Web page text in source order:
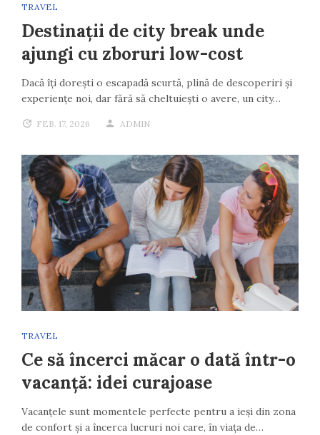
TRAVEL
Destinații de city break unde
ajungi cu zboruri low-cost
Dacă îți dorești o escapadă scurtă, plină de descoperiri și
experiențe noi, dar fără să cheltuiești o avere, un city…
FEB. 17, 2026 ADMIN
TRAVEL
Ce să încerci măcar o dată într-o
vacanță: idei curajoase
Vacanțele sunt momentele perfecte pentru a ieși din zona
de confort și a încerca lucruri noi care, în viața de…